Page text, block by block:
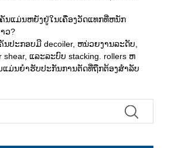
ນແມ່ນຫຍັງຢູ່ໃນເຄື່ອງວັດແທກທີ່ຫນັກ
ວ?
ນປະກອບມີ decoiler, ຫນ່ວຍງານລະດັບ,
shear, ແລະລະບົບ stacking. rollers ຫ
ແມ່ນຍໍາຮັບປະກັນການຕັດທີ່ຖືກຕ້ອງສໍາລັບ